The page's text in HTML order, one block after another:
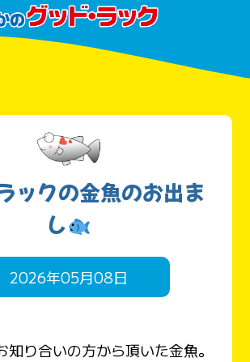
ックの金魚のお出ま
し
2026年05月08日
知り合いの方から頂いた金魚。